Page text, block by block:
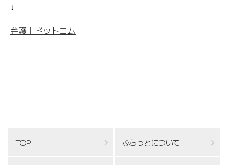
↓
弁護士ドットコム
TOP ふらっとについて